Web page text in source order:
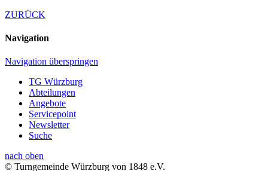
ZURÜCK
Navigation
Navigation überspringen
TG Würzburg
Abteilungen
Angebote
Servicepoint
Newsletter
Suche
nach oben
© Turngemeinde Würzburg von 1848 e.V.